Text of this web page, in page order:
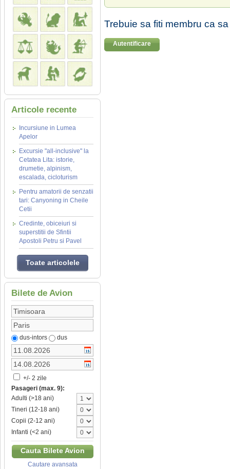
Articole recente
Incursiune in Lumea
Apelor
Excursie "all-inclusive" la
Cetatea Lita: istorie,
drumetie, alpinism,
escalada, cicloturism
Pentru amatorii de senzatii
tari: Canyoning in Cheile
Cetii
Credinte, obiceiuri si
superstitii de Sfintii
Apostoli Petru si Pavel
Toate articolele
Bilete de Avion
dus-intors dus
+/- 2 zile
Pasageri (max. 9):
Adulti (>18 ani)
Tineri (12-18 ani)
Copii (2-12 ani)
Infanti (<2 ani)
Cauta Bilete Avion
Cautare avansata
Trebuie sa fiti membru ca
Autentificare